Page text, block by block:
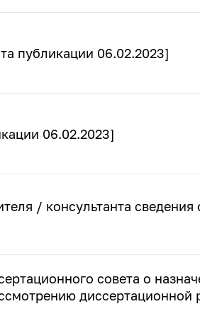
публикации 06.02.2023]
06.02.2023]
/ консультанта сведения
совета о
диссертационной